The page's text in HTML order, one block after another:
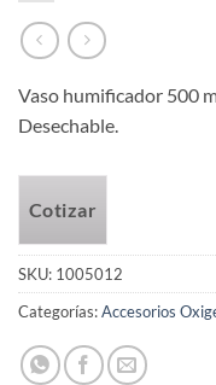
Vaso humificador 500
Desechable.
Cotizar
SKU: 1005012
Categorías:Accesorios